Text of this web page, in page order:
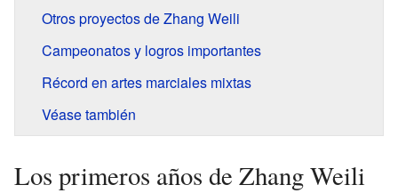
Otros proyectos de Zhang Weili
Campeonatos y logros importantes
Récord en artes marciales mixtas
Véase también
Los primeros años de Zhang Weili